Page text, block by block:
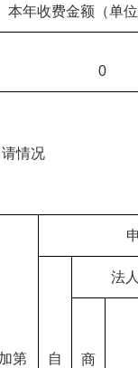
本年收费金额（单
0
情况
第 自
法
商